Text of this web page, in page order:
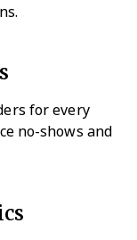
for every
no-shows and